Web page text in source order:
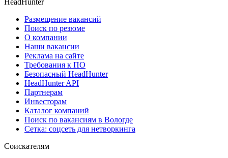
Размещение вакансий
Поиск по резюме
О компании
Наши вакансии
Реклама на сайте
Требования к ПО
Безопасный HeadHunter
HeadHunter API
Партнерам
Инвесторам
Каталог компаний
Поиск по вакансиям в Вологде
Сетка: соцсеть для нетворкинга
Соискателям